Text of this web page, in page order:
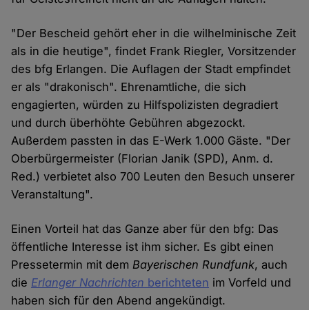
"Der Bescheid gehört eher in die wilhelminische Zeit
als in die heutige", findet Frank Riegler, Vorsitzender
des bfg Erlangen. Die Auflagen der Stadt empfindet
er als "drakonisch". Ehrenamtliche, die sich
engagierten, würden zu Hilfspolizisten degradiert
und durch überhöhte Gebühren abgezockt.
Außerdem passten in das E-Werk 1.000 Gäste. "Der
Oberbürgermeister (Florian Janik (SPD), Anm. d.
Red.) verbietet also 700 Leuten den Besuch unserer
Veranstaltung".
Einen Vorteil hat das Ganze aber für den bfg: Das
öffentliche Interesse ist ihm sicher. Es gibt einen
Pressetermin mit demBayerischen Rundfunk, auch
die Erlanger Nachrichten berichteten im Vorfeld und
haben sich für den Abend angekündigt.